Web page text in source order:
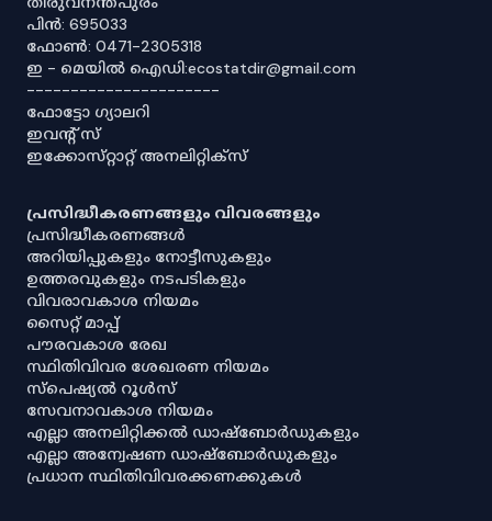
പിൻ: 695033
ഫോൺ: 0471-2305318
ഇ - മെയിൽ ഐഡി:ecostatdir@gmail.com
----------------------
ഫോട്ടോ ഗ്യാലറി
ഇവൻ്റ് സ്
ഇക്കോസ്‌റ്റാറ്റ് അനലിറ്റിക്‌സ്
പ്രസിദ്ധീകരണങ്ങളും വിവരങ്ങളും
പ്രസിദ്ധീകരണങ്ങൾ
അറിയിപ്പുകളും നോട്ടീസുകളും
ഉത്തരവുകളും നടപടികളും
വിവരാവകാശ നിയമം
സൈറ്റ് മാപ്പ്
പൗരവകാശ രേഖ
സ്ഥിതിവിവര ശേഖരണ നിയമം
സ്‌പെഷ്യൽ റൂൾസ്
സേവനാവകാശ നിയമം
എല്ലാ അനലിറ്റിക്കൽ ഡാഷ്‌ബോർഡുകളും
എല്ലാ അന്വേഷണ ഡാഷ്‌ബോർഡുകളും
പ്രധാന സ്ഥിതിവിവരക്കണക്കുകൾ